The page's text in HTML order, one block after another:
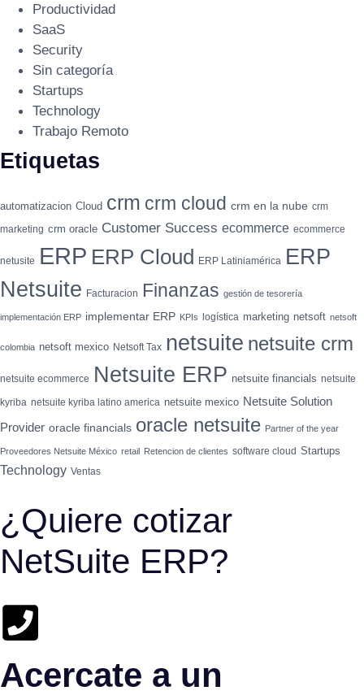
Productividad
SaaS
Security
Sin categoría
Startups
Technology
Trabajo Remoto
Etiquetas
automatizacion Cloud crm crm cloud crm en la nube crm
marketing crm oracle Customer Success ecommerce ecommerce
netusite ERP ERP Cloud ERP Latiniamérica ERP
Netsuite Facturacion Finanzas gestión de tesorería
implementación ERP implementar ERP KPIs logística marketing netsoft netsoft
colombia netsoft mexico Netsoft Tax netsuite netsuite crm
netsuite ecommerce Netsuite ERP netsuite financials netsuite
kyriba netsuite kyriba latino america netsuite mexico Netsuite Solution
Provider oracle financials oracle netsuite Partner of the year
Proveedores Netsuite México retail Retencion de clientes software cloud Startups
Technology Ventas
¿Quiere cotizar
NetSuite ERP?
Acercate a un